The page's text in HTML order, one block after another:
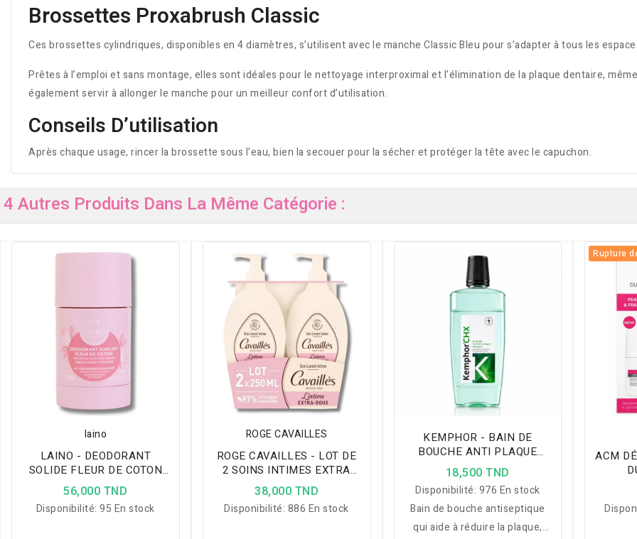
Brossettes Proxabrush Classic
Ces brossettes cylindriques, disponibles en 4 diamètres, s’utilisent avec le manche Classic Bleu pour s’adapter à tous les
Prêtes à l’emploi et sans montage, elles sont idéales pour le nettoyage interproximal et l’élimination de la plaque dentaire,
également servir à allonger le manche pour un meilleur confort d’utilisation.
Conseils D’utilisation
Après chaque usage, rincer la brossette sous l’eau, bien la secouer pour la sécher et protéger la tête avec le capuchon.
4 Autres Produits Dans La Même Catégorie :
laino
LAINO - DEODORANT
SOLIDE FLEUR DE COTON
60GR
56,000 TND
Disponibilité:95 En stock
ROGE CAVAILLES
ROGE CAVAILLES - LOT DE
2 SOINS INTIMES EXTRA
DOUX 250ML
38,000 TND
Disponibilité: 886 En stock
KEMPHOR - BAIN DE
BOUCHE ANTI PLAQUE
500ML
18,500 TND
Disponibilité: 976 En stock
Bain de bouche antiseptique
qui aide à réduire la plaque,
Rupture
ACM